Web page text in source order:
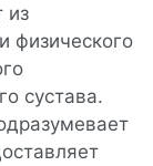
из
физического
сустава.